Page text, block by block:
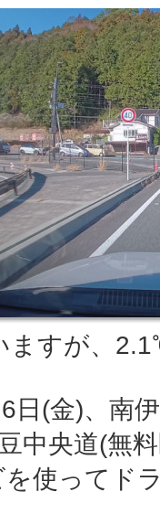
ますが、
日(金)、南
中央道(無
使ってド